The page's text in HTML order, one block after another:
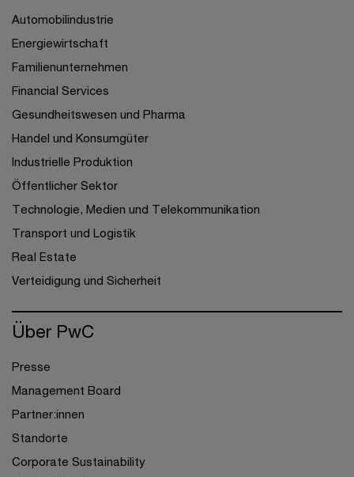
Automobilindustrie
Energiewirtschaft
Familienunternehmen
Financial Services
Gesundheitswesen und Pharma
Handel und Konsumgüter
Industrielle Produktion
Öffentlicher Sektor
Technologie, Medien und Telekommunikation
Transport und Logistik
Real Estate
Verteidigung und Sicherheit
Über PwC
Presse
Management Board
Partner:innen
Standorte
Corporate Sustainability